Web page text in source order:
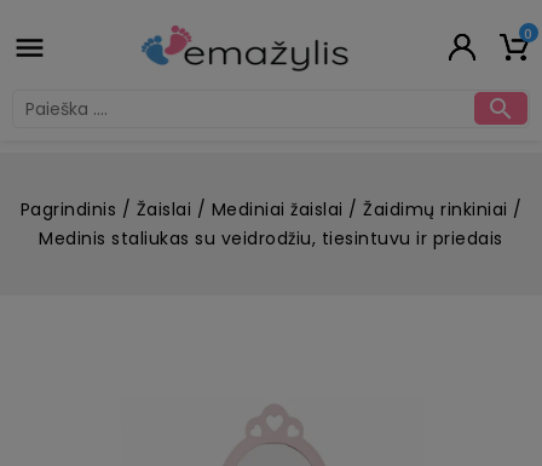
 0

Pagrindinis Žaislai Mediniai žaislai
Žaidimų rinkiniai
Medinis staliukas su veidrodžiu, tiesintuvu ir priedais